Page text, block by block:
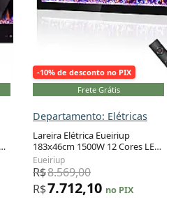
-10% de desconto no PIX
Frete Grátis
Departamento: Elétricas
Lareira Elétrica Eueiriup
183x46cm 1500W 12 Cores LED
Controle Touch Embutir 110V
Eueiriup
R$8.569,00
R$7.712,10 no PIX